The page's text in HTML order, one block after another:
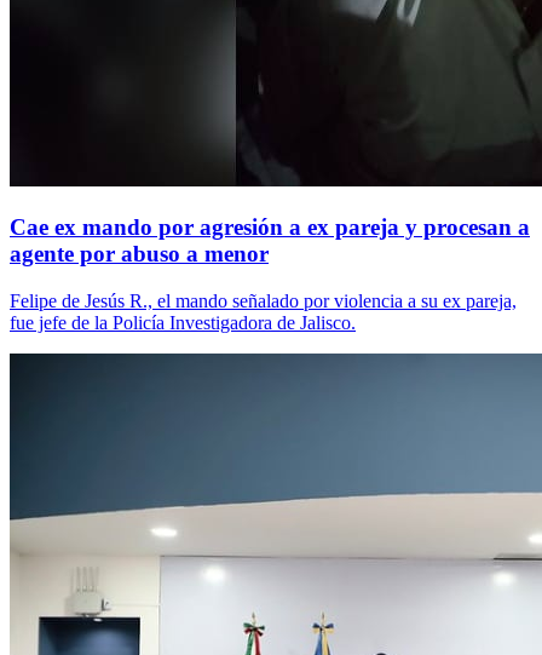
Cae ex mando por agresión a ex pareja y procesan a
agente por abuso a menor
Felipe de Jesús R., el mando señalado por violencia a su ex pareja,
fue jefe de la Policía Investigadora de Jalisco.